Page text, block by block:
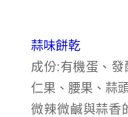
蒜味餅乾
成份:有機蛋、發
仁果、腰果 、蒜
微辣微鹹與蒜香